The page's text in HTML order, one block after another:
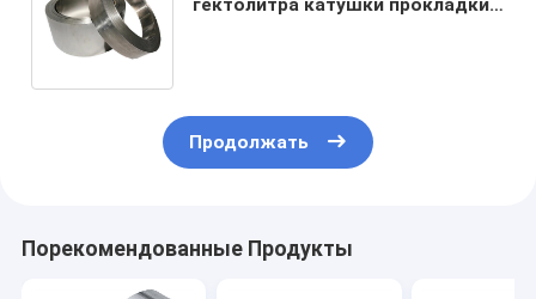
Продолжать
Порекомендованные Продукты